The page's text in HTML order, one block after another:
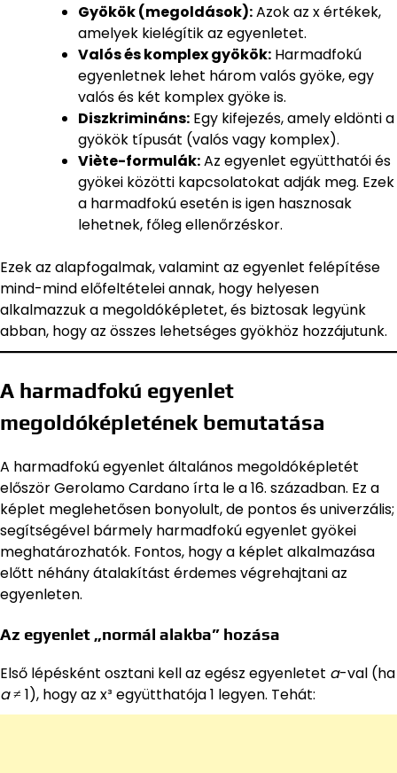
Gyökök (megoldások):Azok az x értékek,
amelyek kielégítik az egyenletet.
Valós és komplex gyökök: Harmadfokú
egyenletnek lehet három valós gyöke, egy
valós és két komplex gyöke is.
Diszkrimináns: Egy kifejezés, amely eldönti a
gyökök típusát (valós vagy komplex).
Viète-formulák:Az egyenlet együtthatói és
gyökei közötti kapcsolatokat adják meg. Ezek
a harmadfokú esetén is igen hasznosak
lehetnek, főleg ellenőrzéskor.
Ezek az alapfogalmak, valamint az egyenlet felépítése
mind-mind előfeltételei annak, hogy helyesen
alkalmazzuk a megoldóképletet, és biztosak legyünk
abban, hogy az összes lehetséges gyökhöz hozzájutunk.
A harmadfokú egyenlet
megoldóképletének bemutatása
A harmadfokú egyenlet általános megoldóképletét
először Gerolamo Cardano írta le a 16. században. Ez a
képlet meglehetősen bonyolult, de pontos és univerzális;
segítségével bármely harmadfokú egyenlet gyökei
meghatározhatók. Fontos, hogy a képlet alkalmazása
előtt néhány átalakítást érdemes végrehajtani az
egyenleten.
Az egyenlet „normál alakba” hozása
Első lépésként osztani kell az egész egyenletet a-val (ha
a≠ 1), hogy az x³ együtthatója 1 legyen. Tehát: